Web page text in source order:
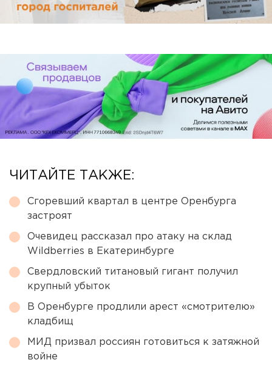
ЧИТАЙТЕ ТАКЖЕ:
Сгоревший квартал в центре Оренбурга
застроят
Очевидец рассказал про атаку на склад
Wildberries в Екатеринбурге
Свердловский титановый гигант получил
крупный убыток
В Оренбурге продлили арест «смотрителю»
кладбищ
МИД призвал россиян готовиться к затяжной
войне